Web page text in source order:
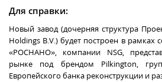
Для справки:
Новый завод (дочерняя структура
Holdings B.V.) будет построен в рамках
«РОСНАНО», компании NSG,
рынке под брендом Pilkington,
Европейского банка реконструкции и